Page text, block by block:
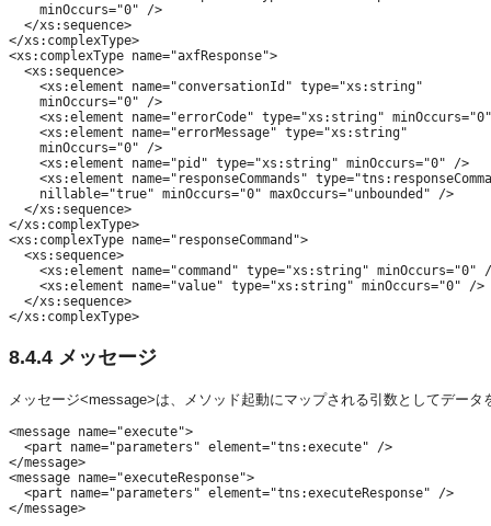
    minOccurs="0" />
  </xs:sequence>
</xs:complexType>
<xs:complexType name="axfResponse">
  <xs:sequence>
    <xs:element name="conversationId" type="xs:string"
    minOccurs="0" />
<xs:element name="errorCode" type="xs:string"
    <xs:element name="errorMessage" type="xs:string"
    minOccurs="0" />
    <xs:element name="pid" type="xs:string" minOccurs="0" />
<xs:element name="responseCommands"
    nillable="true" minOccurs="0" maxOccurs="unbounded" />
  </xs:sequence>
</xs:complexType>
<xs:complexType name="responseCommand">
  <xs:sequence>
<xs:element name="command" type="xs:string" minOccurs="0"
    <xs:element name="value" type="xs:string" minOccurs="0" />
  </xs:sequence>
8.4.4 メッセージ
メッセージ<message>は、メソッド起動にマップされる引数としてデータ
<message name="execute">
  <part name="parameters" element="tns:execute" />
</message>
<message name="executeResponse">
  <part name="parameters" element="tns:executeResponse" />